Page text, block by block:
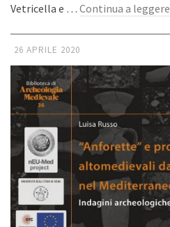
Vetricella e … Continua a leggere
26 APRILE 2020